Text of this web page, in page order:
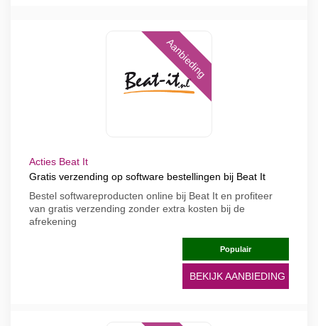
Aanbieding
Acties Beat It
Gratis verzending op software bestellingen bij Beat It
Bestel softwareproducten online bij Beat It en profiteer
van gratis verzending zonder extra kosten bij de
afrekening
Populair
BEKIJK AANBIEDING